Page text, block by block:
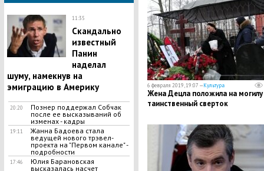
11:35
Скандально
известный
Панин
наделал
шуму, намекнув на
эмиграцию в Америку
20:20
Познер поддержал Собчак
после ее высказываний об
изменах - кадры
19:11
Жанна Бадоева стала
ведущей нового трэвел-
проекта на "Первом канале" -
подробности
17:46
Юлия Барановская
высказалась насчет
6 февраля 2019, 19:07 —Культура
Жена Децла положила на могилу
таинственный сверток